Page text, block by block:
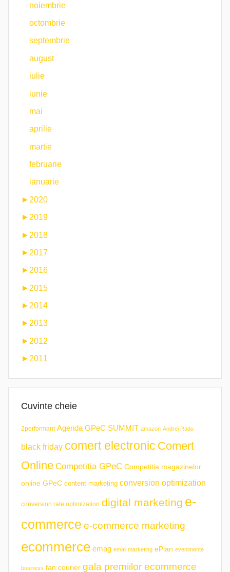
noiembrie
octombrie
septembrie
august
iulie
iunie
mai
aprilie
martie
februarie
ianuarie
► 2020
► 2019
► 2018
► 2017
► 2016
► 2015
► 2014
►2013
► 2012
► 2011
Cuvinte cheie
2performant Agenda GPeC SUMMIT amazon Andrei Radu
black friday comert electronic Comert
Online Competitia GPeC Competitia magazinelor
online GPeC content marketing conversion optimization
conversion rate optimization digital marketing e-
commerce e-commerce marketing
ecommerce emag email marketing ePlan evenimente
business fan courier gala premiilor ecommerce